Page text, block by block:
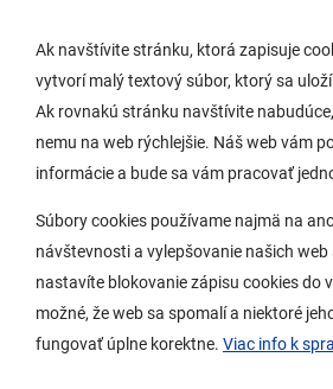
Ak navštívite stránku, ktorá zapisuje
vytvorí malý textový súbor, ktorý sa
Ak rovnakú stránku navštívite
nemu na web rýchlejšie. Náš web vám
informácie a bude sa vám pracovať
Súbory cookies používame najmä na
návštevnosti a vylepšovanie našich
nastavíte blokovanie zápisu cookies do
možné, že web sa spomalí a niektoré
fungovať úplne korektne. Viac info k
Potrebujem vybaviť
Samospráva
O Lamači
Mobilná aplikácia